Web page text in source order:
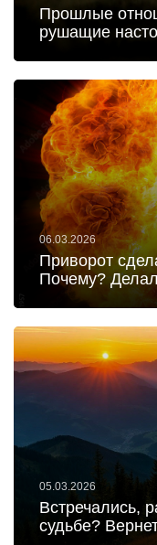
Прошлые
рушащие
06.03.2026
Приворот
Почему?
05.03.2026
Встречались,
судьбе?